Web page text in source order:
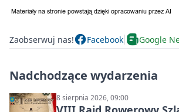
Zaobserwuj nas! Facebook Google
Nadchodzące wydarzenia
8 sierpnia 2026, 09:00